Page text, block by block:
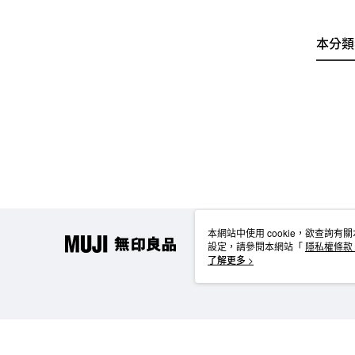
本分
本網站中使用 cookie，欲查詢有
設定，請參閱本網站「 隱私權條款
使用 cookie。
了解更多 >